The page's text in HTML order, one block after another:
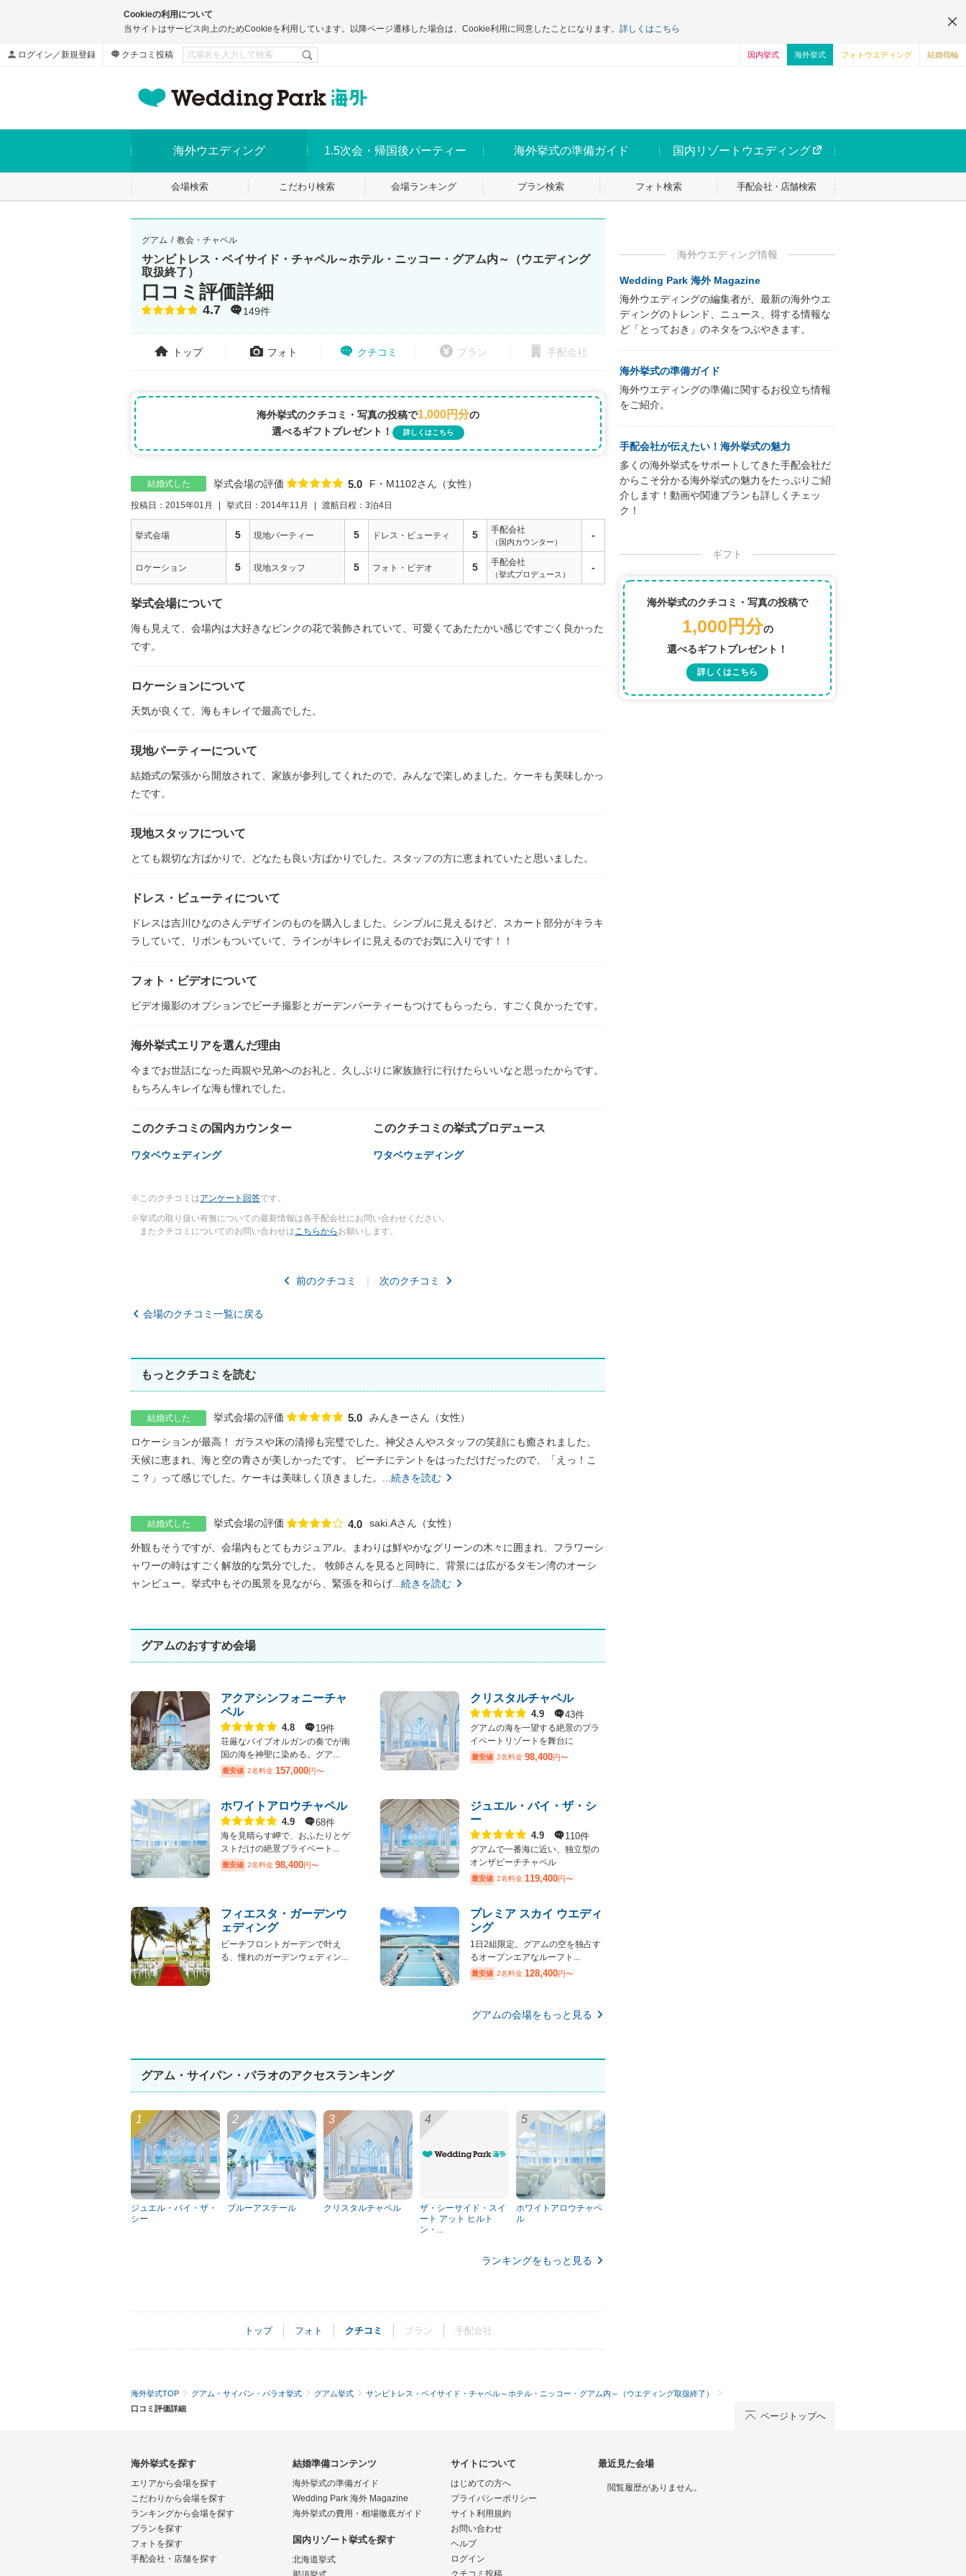
Cookieの利用について
当サイトはサービス向上のためCookieを利用しています。以降ページ遷移した場合は、Cookie利用に同意したことになります。 詳しくはこちら
ログイン／新規登録 クチコミ投稿 国内挙式 海外挙式 フォトウエディング 結婚指輪
海外ウエディング 1.5次会・帰国後パーティー 海外挙式の準備ガイド 国内リゾートウエディング
会場検索 こだわり検索 会場ランキング プラン検索 フォト検索 手配会社・店舗検索
グアム 教会・チャペル
サンビトレス・ベイサイド・チャペル～ホテル・ニッコー・グアム内～（ウエディング
取扱終了）
口コミ評価詳細
点数
4.7 149件
トップ フォト クチコミ プラン 手配会社
海外挙式のクチコミ・写真の投稿で1,000円分の
選べるギフトプレゼント！
詳しくはこちら
結婚式した 挙式会場の評価 点数
5.0 F・M1102さん 女性
投稿日：2015年01月 挙式日：2014年11月 渡航日程：3泊4日
挙式会場 5 現地パーティー 5 ドレス・ビューティ 5 手配会社
（国内カウンター）
-
ロケーション 5 現地スタッフ 5 フォト・ビデオ 5 手配会社
（挙式プロデュース）
-
挙式会場について
海も見えて、会場内は大好きなピンクの花で装飾されていて、可愛くてあたたかい感じですごく良かった
です。
ロケーションについて
天気が良くて、海もキレイで最高でした。
現地パーティーについて
結婚式の緊張から開放されて、家族が参列してくれたので、みんなで楽しめました。ケーキも美味しかっ
たです。
現地スタッフについて
とても親切な方ばかりで、どなたも良い方ばかりでした。スタッフの方に恵まれていたと思いました。
ドレス・ビューティについて
ドレスは吉川ひなのさんデザインのものを購入しました。シンプルに見えるけど、スカート部分がキラキ
ラしていて、リボンもついていて、ラインがキレイに見えるのでお気に入りです！！
フォト・ビデオについて
ビデオ撮影のオプションでビーチ撮影とガーデンパーティーもつけてもらったら、すごく良かったです。
海外挙式エリアを選んだ理由
今までお世話になった両親や兄弟へのお礼と、久しぶりに家族旅行に行けたらいいなと思ったからです。
もちろんキレイな海も憧れでした。
このクチコミの国内カウンター
ワタベウェディング
このクチコミの挙式プロデュース
ワタベウェディング
※このクチコミはアンケート回答です。
※挙式の取り扱い有無についての最新情報は各手配会社にお問い合わせください。
またクチコミについてのお問い合わせはこちらから お願いします。
前のクチコミ 次のクチコミ
会場のクチコミ一覧に戻る
もっとクチコミを読む
結婚式した 挙式会場の評価 点数
5.0 みんきーさん 女性
ロケーションが最高！ ガラスや床の清掃も完璧でした。神父さんやスタッフの笑顔にも癒されました。
天候に恵まれ、海と空の青さが美しかったです。 ビーチにテントをはっただけだったので、「えっ！こ
こ？」って感じでした。ケーキは美味しく頂きました。... 続きを読む
結婚式した 挙式会場の評価 点数
4.0 saki.Aさん 女性
外観もそうですが、会場内もとてもカジュアル。まわりは鮮やかなグリーンの木々に囲まれ、フラワーシ
ャワーの時はすごく解放的な気分でした。 牧師さんを見ると同時に、背景には広がるタモン湾のオーシ
ャンビュー。挙式中もその風景を見ながら、緊張を和らげ... 続きを読む
グアムのおすすめ会場
アクアシンフォニーチャ
ペル
点数
4.8 19件
荘厳なパイプオルガンの奏でが南
国の海を神聖に染める。グア...
最安値 2名料金 157,000円〜
クリスタルチャペル
点数
4.9 43件
グアムの海を一望する絶景のプラ
イベートリゾートを舞台に
最安値 2名料金 98,400円〜
ホワイトアロウチャペル
点数
4.9 68件
海を見晴らす岬で、おふたりとゲ
ストだけの絶景プライベート...
最安値 2名料金 98,400円〜
ジュエル・バイ・ザ・シ
ー
点数
4.9 110件
グアムで一番海に近い、独立型の
オンザビーチチャペル
最安値 2名料金 119,400円〜
フィエスタ・ガーデンウ
ェディング
ビーチフロントガーデンで叶え
る、憧れのガーデンウェディン...
プレミア スカイ ウエディ
ング
1日2組限定。グアムの空を独占す
るオープンエアなルーフト...
最安値 2名料金 128,400円〜
グアムの会場をもっと見る
グアム・サイパン・パラオのアクセスランキング
ジュエル・バイ・ザ・
シー
ブルーアステール クリスタルチャペル
ザ・シーサイド・スイ
ート アット ヒルト
ン・...
ホワイトアロウチャペ
ル
ランキングをもっと見る
トップ フォト クチコミ プラン 手配会社
海外ウエディング情報
Wedding Park 海外 Magazine
海外ウエディングの編集者が、最新の海外ウエ
ディングのトレンド、ニュース、得する情報な
ど「とっておき」のネタをつぶやきます。
海外挙式の準備ガイド
海外ウエディングの準備に関するお役立ち情報
をご紹介。
手配会社が伝えたい！海外挙式の魅力
多くの海外挙式をサポートしてきた手配会社だ
からこそ分かる海外挙式の魅力をたっぷりご紹
介します！動画や関連プランも詳しくチェッ
ク！
ギフト
海外挙式のクチコミ・写真の投稿で
1,000円分の
選べるギフトプレゼント！
詳しくはこちら
海外挙式TOP グアム・サイパン・パラオ挙式 グアム挙式
サンビトレス・ベイサイド・チャペル～ホテル・ニッコー・グアム内～（ウエディング取扱終了）
口コミ評価詳細
海外挙式を探す
エリアから会場を探す
こだわりから会場を探す
ランキングから会場を探す
プランを探す
フォトを探す
手配会社・店舗を探す
結婚準備コンテンツ
海外挙式の準備ガイド
Wedding Park 海外 Magazine
海外挙式の費用・相場徹底ガイド
国内リゾート挙式を探す
北海道挙式
サイトについて
はじめての方へ
プライバシーポリシー
サイト利用規約
お問い合わせ
ヘルプ
ログイン
クチコミ投稿
最近見た会場
閲覧履歴がありません。
ページトップへ